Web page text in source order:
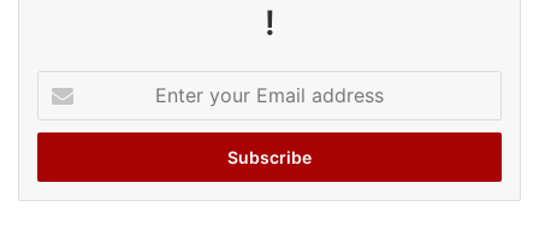
!
your
Email